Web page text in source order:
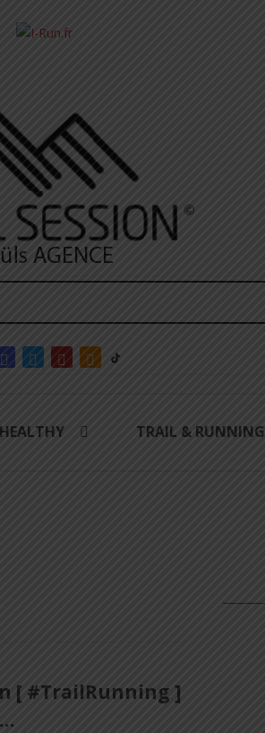
HEALTHY TRAIL & RUNNING
[ #TrailRunning ]